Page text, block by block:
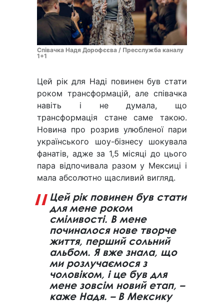
Співачка Надя Дорофєєва / Пресслужба каналу
1+1
Цей рік для Наді повинен був стати
роком трансформацій, але співачка
навіть і не думала, що
трансформація стане саме такою.
Новина про розрив улюбленої пари
українського шоу-бізнесу шокувала
фанатів, адже за 1,5 місяці до цього
пара відпочивала разом у Мексиці і
мала абсолютно щасливий вигляд.
Цей рік повинен був стати
для мене роком
сміливості. В мене
починалося нове творче
життя, перший сольний
альбом. Я вже знала, що
ми розлучаємося з
чоловіком, і це був для
мене зовсім новий етап, –
каже Надя. – В Мексику